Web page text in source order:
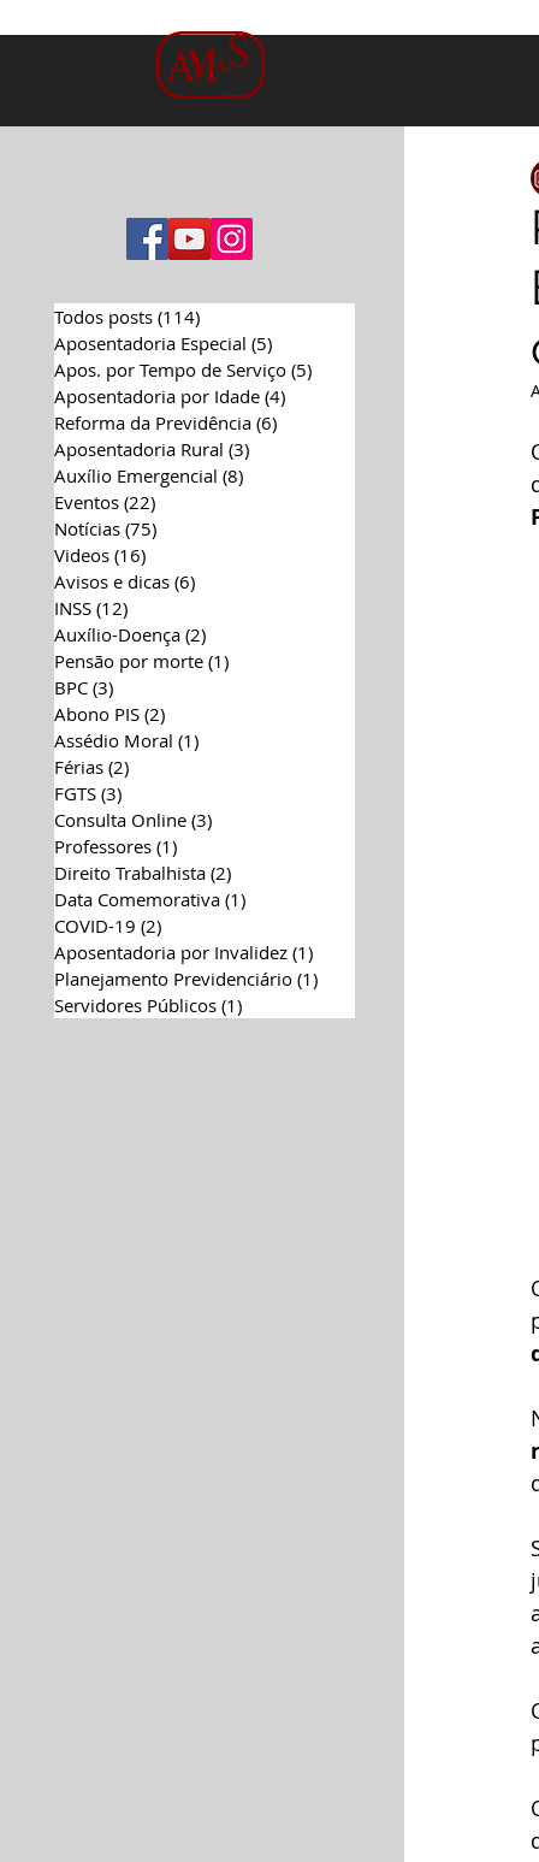
Todos posts (114)114 posts
Aposentadoria Especial (5)5 posts
Apos. por Tempo de Serviço (5)5 posts
Aposentadoria por Idade (4)4 posts
Reforma da Previdência (6)6 posts
Aposentadoria Rural (3)3 posts
Auxílio Emergencial (8)8 posts
Eventos (22)22 posts
Notícias (75)75 posts
Videos (16)16 posts
Avisos e dicas (6)6 posts
INSS (12)12 posts
Auxílio-Doença (2)2 posts
Pensão por morte (1)1 post
BPC (3)3 posts
Abono PIS (2)2 posts
Assédio Moral (1)1 post
Férias (2)2 posts
FGTS (3)3 posts
Consulta Online (3)3 posts
Professores (1)1 post
Direito Trabalhista (2)2 posts
Data Comemorativa (1)1 post
COVID-19 (2)2 posts
Aposentadoria por Invalidez (1)1 post
Planejamento Previdenciário (1)1 post
Servidores Públicos (1)1 post